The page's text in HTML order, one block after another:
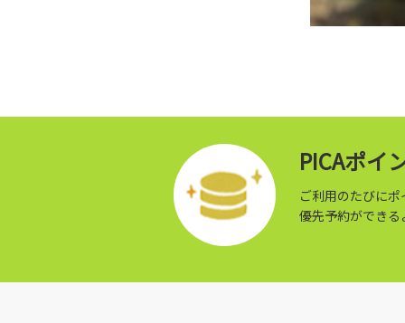
PICAポイ
ご利用のたびに
優先予約ができ